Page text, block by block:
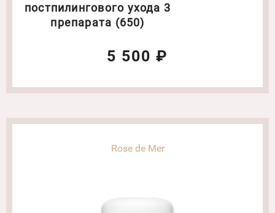
постпилингового ухода 3
препарата (650)
5 500 ₽
Rose de Mer